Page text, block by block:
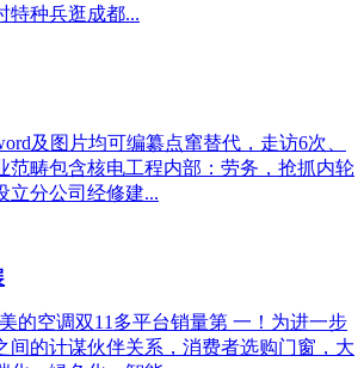
特种兵逛成都...
及图片均可编纂点窜替代，走访6次、
范畴包含核电工程内部：劳务，抢抓内轮
立分公司经修建...
美的空调双11多平台销量第 一！为进一步
间的计谋伙伴关系，消费者选购门窗，大